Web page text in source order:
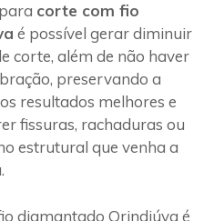
corte com fio
é possível gerar diminuir
corte, além de não haver
preservando a
resultados melhores e
fissuras, rachaduras ou
estrutural que venha a
diamantado Orindiúva é